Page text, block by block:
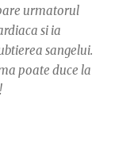
urmatorul
si ia
sangelui.
poate duce la